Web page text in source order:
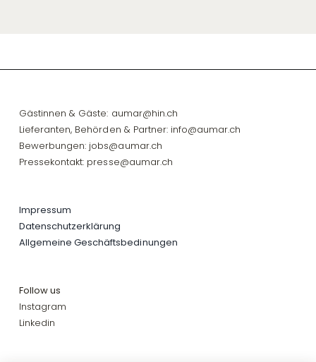
Gästinnen & Gäste: aumar@hin.ch
Lieferanten, Behörden & Partner: info@aumar.ch
Bewerbungen: jobs@aumar.ch
Pressekontakt: presse@aumar.ch
Impressum
Datenschutzerklärung
Allgemeine Geschäftsbedinungen
Follow us
Instagram
Linkedin